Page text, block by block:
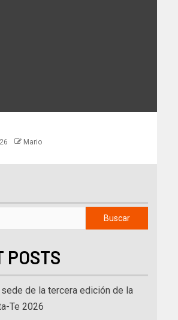
Mario
Buscar
POSTS
de la tercera edición de la
Te 2026